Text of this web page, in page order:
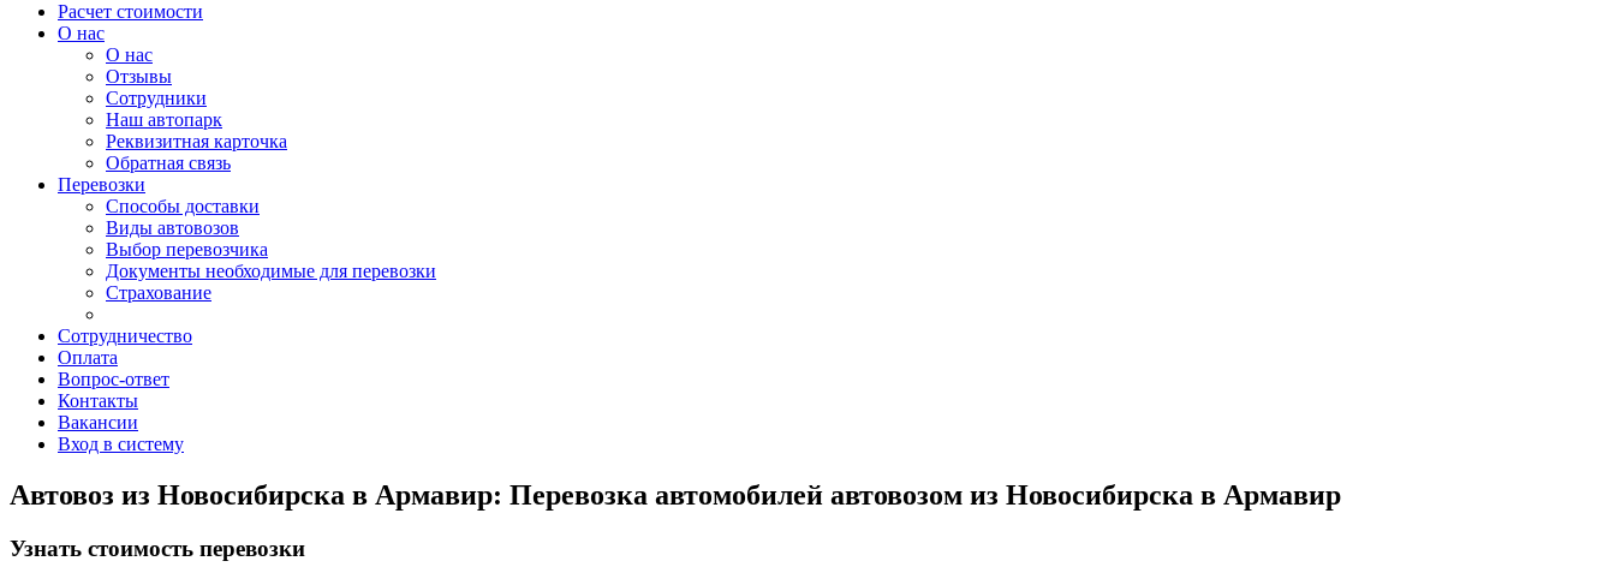
Расчет стоимости
О нас
О нас
Отзывы
Сотрудники
Наш автопарк
Реквизитная карточка
Обратная связь
Перевозки
Способы доставки
Виды автовозов
Выбор перевозчика
Документы необходимые для перевозки
Страхование
Сотрудничество
Оплата
Вопрос-ответ
Контакты
Вакансии
Вход в систему
Автовоз из Новосибирска в Армавир: Перевозка автомобилей автовозом из Новосибирска в Армавир
Узнать стоимость перевозки